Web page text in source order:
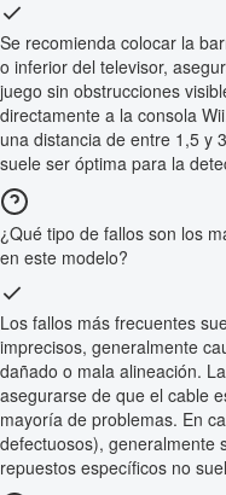
Se recomienda colocar la
o inferior del televisor,
juego sin obstrucciones
directamente a la consola
una distancia de entre 1,5 y
suele ser óptima para la
¿Qué tipo de fallos son los
en este modelo?
Los fallos más frecuentes
imprecisos, generalmente
dañado o mala alineación.
asegurarse de que el cable
mayoría de problemas. En
defectuosos), generalmente
repuestos específicos no